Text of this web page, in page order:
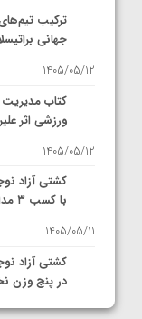
ترکیب
جهانی
1405/05/12
کتاب مدیریت
ورزشی اثر
1405/05/12
کشتی آزاد
با کسب ۳ مدال طلا، ۱ نقره و ۲ مدال برنز
1405/05/11
کشتی آزاد
در پنج وزن
1405/05/11